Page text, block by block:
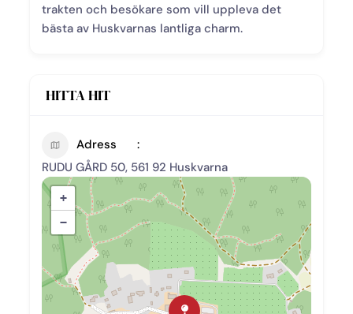
trakten och besökare som vill uppleva det
bästa av Huskvarnas lantliga charm.
HITTA HIT
Adress
RUDU GÅRD 50, 561 92 Huskvarna
+
−